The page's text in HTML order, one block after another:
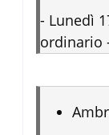
- Lunedì
ordinario